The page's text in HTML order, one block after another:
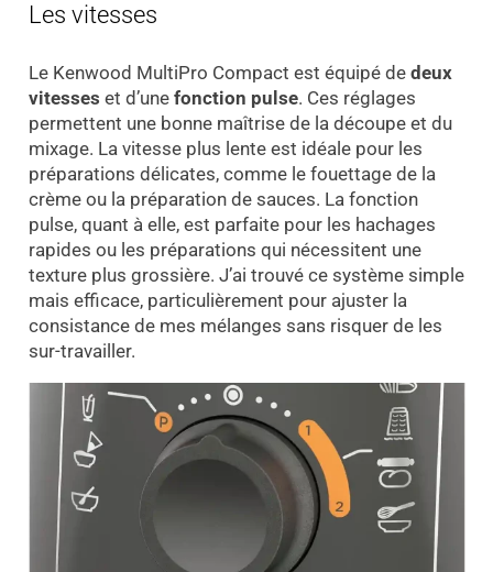
Les vitesses
Le Kenwood MultiPro Compact est équipé de deux
vitesses et d’une fonction pulse. Ces réglages
permettent une bonne maîtrise de la découpe et du
mixage. La vitesse plus lente est idéale pour les
préparations délicates, comme le fouettage de la
crème ou la préparation de sauces. La fonction
pulse, quant à elle, est parfaite pour les hachages
rapides ou les préparations qui nécessitent une
texture plus grossière. J’ai trouvé ce système simple
mais efficace, particulièrement pour ajuster la
consistance de mes mélanges sans risquer de les
sur-travailler.